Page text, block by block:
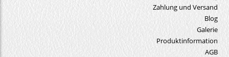
Zahlung und Versand
Blog
Galerie
Produktinformation
AGB